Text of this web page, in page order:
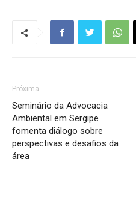
Próxima
Seminário da Advocacia
Ambiental em Sergipe
fomenta diálogo sobre
perspectivas e desafios da
área